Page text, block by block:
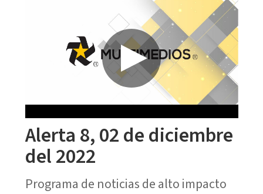
Alerta 8, 02 de diciembre
del 2022
Programa de noticias de alto impacto